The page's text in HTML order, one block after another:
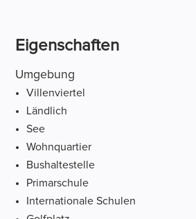
Eigenschaften
Umgebung
Villenviertel
Ländlich
See
Wohnquartier
Bushaltestelle
Primarschule
Internationale Schulen